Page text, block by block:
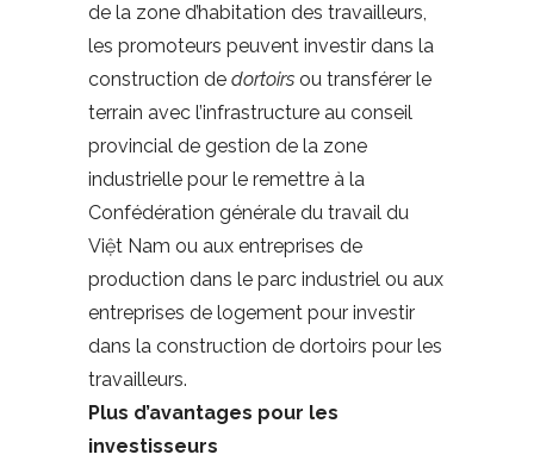
de la zone d’habitation des travailleurs,
les promoteurs peuvent investir dans la
construction de dortoirs ou transférer le
terrain avec l’infrastructure au conseil
provincial de gestion de la zone
industrielle pour le remettre à la
Confédération générale du travail du
Việt Nam ou aux entreprises de
production dans le parc industriel ou aux
entreprises de logement pour investir
dans la construction de dortoirs pour les
travailleurs.
Plus d’avantages pour les
investisseurs